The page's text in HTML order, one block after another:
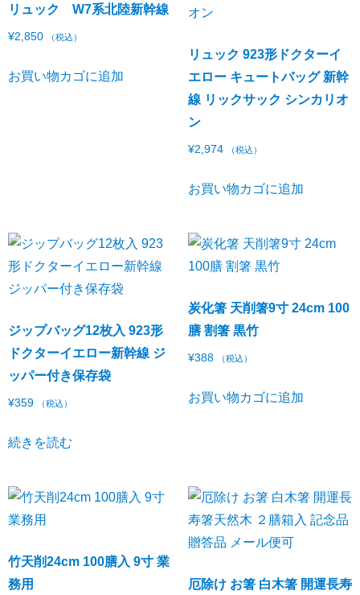
リュック W7系北陸新幹線
¥2,850 （税込）
お買い物カゴに追加
リュック 923形ドクターイ
エロー キュートバッグ 新幹
線 リックサック シンカリオ
ン
¥2,974 （税込）
お買い物カゴに追加
ジップバッグ12枚入 923形
ドクターイエロー新幹線 ジ
ッパー付き保存袋
¥359 （税込）
続きを読む
炭化箸 天削箸9寸 24cm 100
膳 割箸 黒竹
¥388 （税込）
お買い物カゴに追加
竹天削24cm 100膳入 9寸 業
務用
厄除け お箸 白木箸 開運長寿